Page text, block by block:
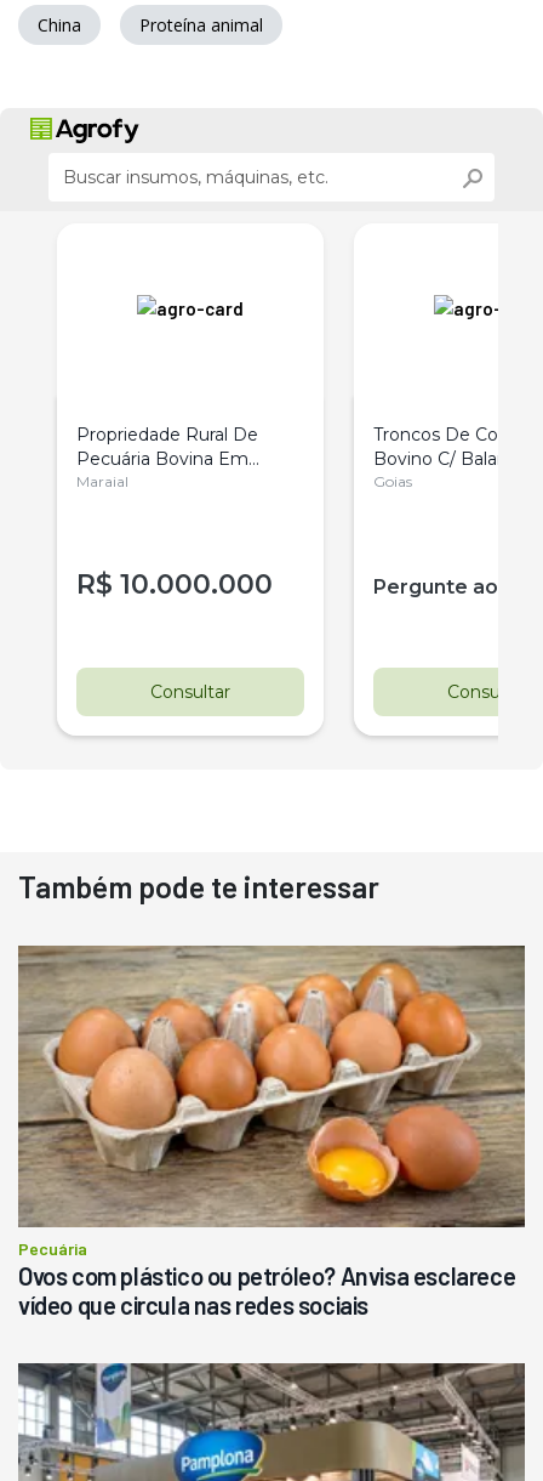
China Proteína animal
Propriedade Rural De
Pecuária Bovina Em
Pernambuco
Maraial
R$ 10.000.000
Consultar
Troncos De
Bovino C/ Balança
Eletrônica Brete
Goias
Pergunte ao
Consultar
Também pode te interessar
Pecuária
Ovos com plástico ou petróleo? Anvisa esclarece
vídeo que circula nas redes sociais